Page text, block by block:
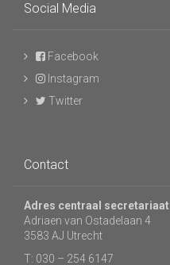
Social Media
Facebook
Instagram
Twitter
Contact
Adres centraal secretariaat
Adriaen van Ostadelaan 4
3583 AJ Utrecht
T: 030 – 254 6147